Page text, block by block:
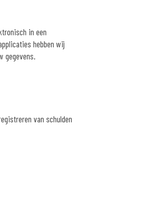
in een
hebben wij
gegevens.
van schulden